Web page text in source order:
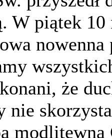
W piątek 10
nowenna
że
nie